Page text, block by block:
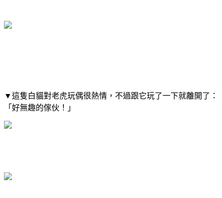
▼這隻白貓對老虎玩偶很熱情，不過跟它玩了一下就離開了：
「好無趣的傢伙！」